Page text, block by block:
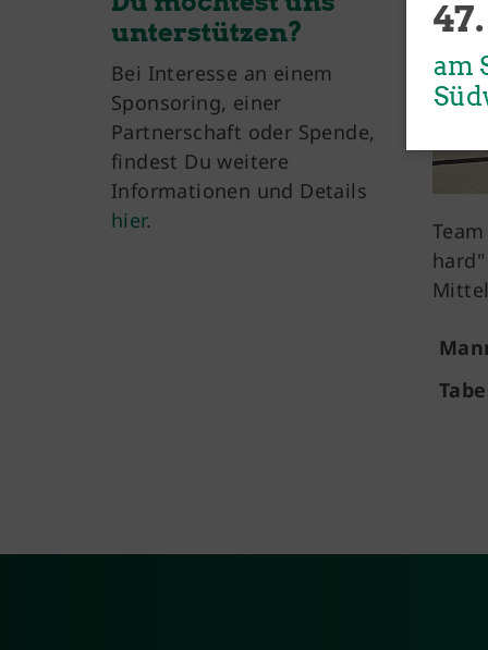
unterstützen?
Bei Interesse an einem
Sponsoring, einer
Partnerschaft oder Spende,
findest Du weitere
Informationen und Details
hier.
am